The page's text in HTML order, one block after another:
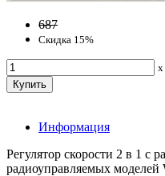
687
Скидка 15%
x
Информация
Регулятор скорости 2 в 1 с
радиоуправляемых